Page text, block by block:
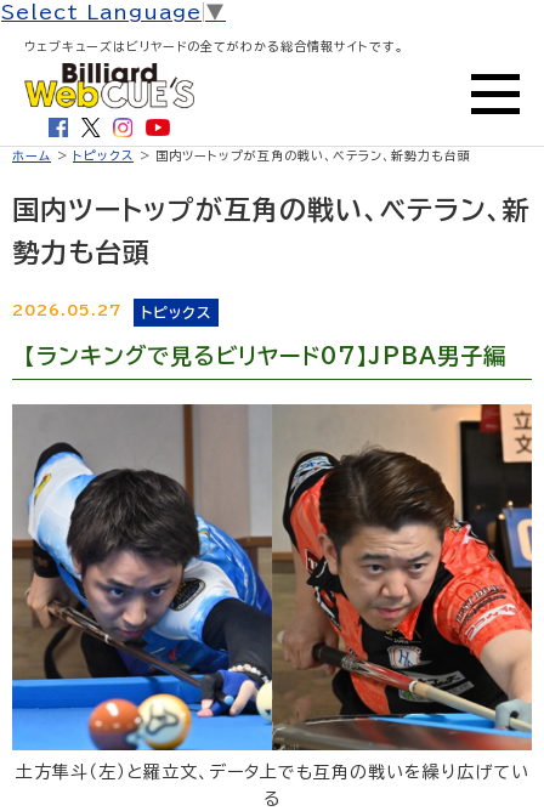
Select Language ▼
ウェブキューズはビリヤードの全てがわかる総合情報サイトです。
ホーム > トピックス > 国内ツートップが互角の戦い、ベテラン、新勢力も台頭
国内ツートップが互角の戦い、ベテラン、新
勢力も台頭
2026.05.27 トピックス
【ランキングで見るビリヤード07】JPBA男子編
土方隼斗（左）と羅立文、データ上でも互角の戦いを繰り広げてい
る